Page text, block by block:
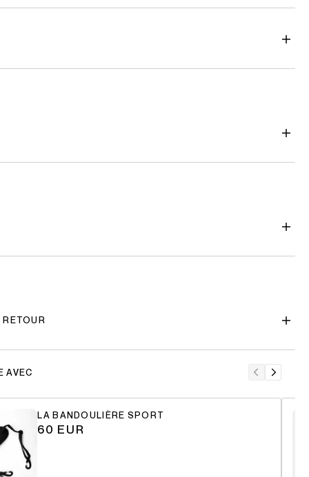
AVEC
LA BANDOULIÈRE SPORT
60 EUR